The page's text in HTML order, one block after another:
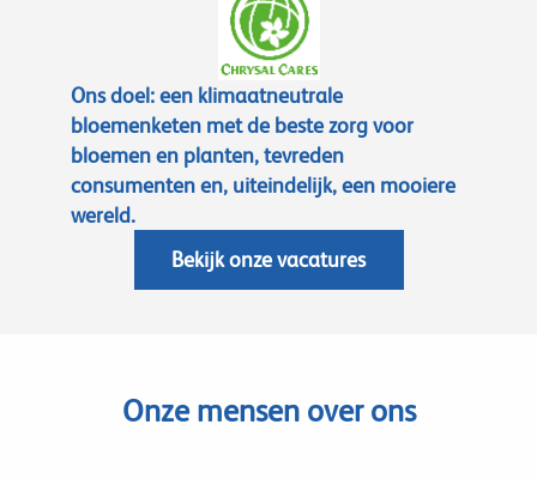
Ons doel: een klimaatneutrale
bloemenketen met de beste zorg voor
bloemen en planten, tevreden
consumenten en, uiteindelijk, een mooiere
wereld.
Bekijk onze vacatures
Onze mensen over ons